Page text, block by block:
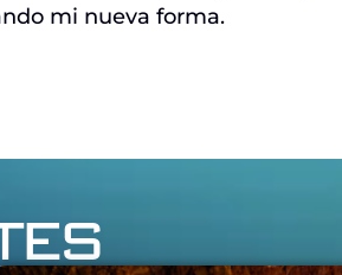
mi nueva forma.